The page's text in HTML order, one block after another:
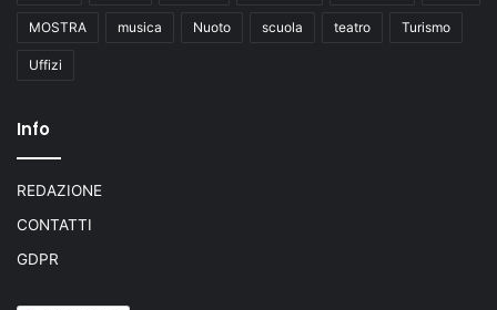
MOSTRA musica Nuoto scuola teatro Turismo
Uffizi
Info
REDAZIONE
CONTATTI
GDPR